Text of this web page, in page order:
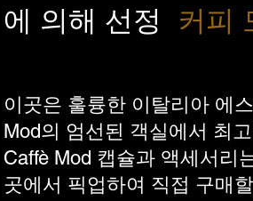
에 의해 선정
커피
이곳은 훌륭한 이탈리아 에
Mod의 엄선된 객실에서 최
Caffè Mod 캡슐과 액세서리
곳에서 픽업하여 직접 구매